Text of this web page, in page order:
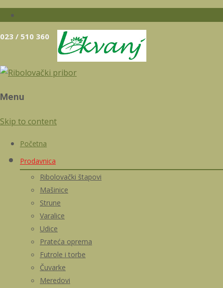
023 / 510 360
Menu
Skip to content
Početna
Prodavnica
Ribolovački štapovi
Mašinice
Strune
Varalice
Udice
Prateća oprema
Futrole i torbe
Čuvarke
Meredovi